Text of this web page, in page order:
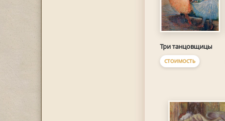
Три танцовщицы
СТОИМОСТЬ